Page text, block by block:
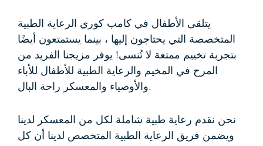
يتلقى الأطفال في كامب كوري الرعاية الطبية
المتخصصة التي يحتاجون إليها ، بينما يستمتعون أيضًا
بتجربة تخييم ممتعة لا تُنسى! يوفر مزيجنا الفريد من
المرح في المخيم والرعاية الطبية للأطفال للأباء
والأوصياء والمعسكر راحة البال.
نحن نقدم رعاية طبية شاملة لكل من المعسكر لدينا
ويضمن فريق الرعاية الطبية المتخصص لدينا أن كل